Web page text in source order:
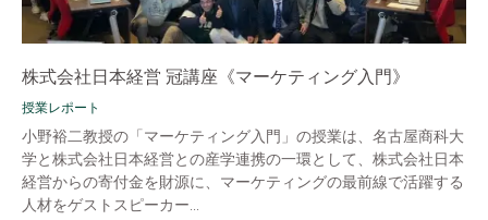
株式会社日本経営 冠講座《マーケティング入門》
授業レポート
小野裕二教授の「マーケティング入門」の授業は、名古屋商科大
学と株式会社日本経営との産学連携の一環として、株式会社日本
経営からの寄付金を財源に、マーケティングの最前線で活躍する
人材をゲストスピーカー...